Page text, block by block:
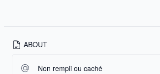
ABOUT
Non rempli ou caché